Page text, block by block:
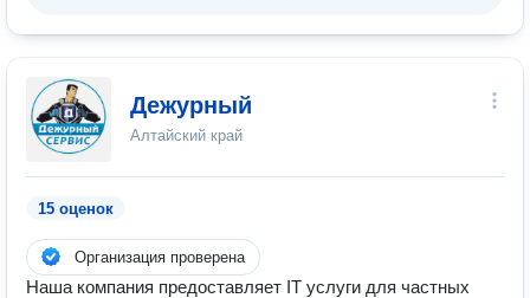
Дежурный
Алтайский край
15 оценок
Организация проверена
Наша компания предоставляет IT услуги для частных